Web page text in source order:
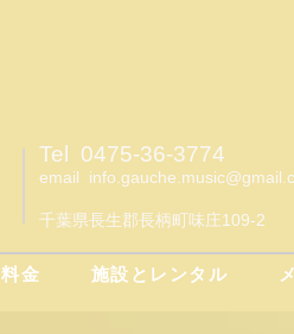
Tel 0475-36-3774
email
千葉県長生郡長柄町味庄109-2
料金 施設とレンタル